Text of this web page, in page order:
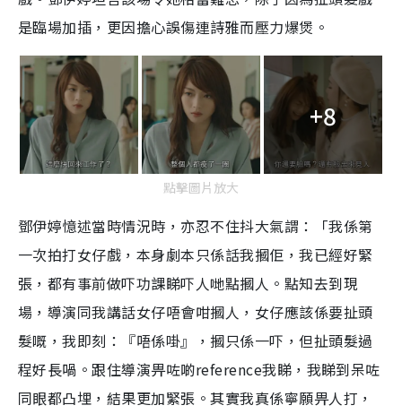
是臨場加插，更因擔心誤傷連詩雅而壓力爆煲。
+8
點擊圖片放大
鄧伊婷憶述當時情況時，亦忍不住抖大氣謂：「我係第
一次拍打女仔戲，本身劇本只係話我摑佢，我已經好緊
張，都有事前做吓功課睇吓人哋點摑人。點知去到現
場，導演同我講話女仔唔會咁摑人，女仔應該係要扯頭
髮嘅，我即刻：『唔係啩』，摑只係一吓，但扯頭髮過
程好長喎。跟住導演畀咗啲reference我睇，我睇到呆咗
同眼都凸埋，結果更加緊張。其實我真係寧願畀人打，